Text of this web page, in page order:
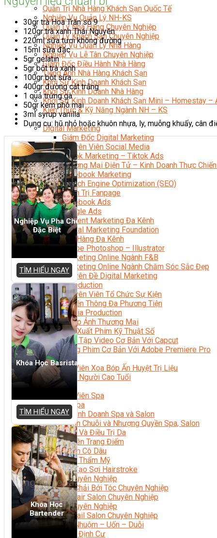
Quản Trị Nhà Hàng Khách Sạn Quốc Tế
Nghiệp Vụ Quản Lý NH-KS
Quản Lý Nhà Hàng Chuyên Nghiệp
Quản Lý Khách Sạn Chuyên Nghiệp
Nghiệp Vụ Quản Lý Nhà Hàng
Nghiệp Vụ Lễ Tân Chuyên Nghiệp
Giám Đốc Điều Hành Nhà Hàng
Tiếng Anh Nhà Hàng Khách Sạn
Khởi Sự Kinh Doanh Khách Sạn
Khởi Sự Kinh Doanh Nhà Hàng
Khởi Sự Kinh Doanh Khách Sạn Mini – Homestay –
Kiến Thức & Kỹ Năng Ngành NH – KS
Marketing
Digital Marketing
Giám Đốc Digital Marketing
Chuyên Viên Social Media
Tiktok Marketing – Tiktok Ads
Thương Mại Điện Tử – Kinh Doanh Thực
Facebook Marketing
Search Engine Optimization (SEO)
Quản Trị Fanpage
Facebook Ads
Google Ads
Content Marketing Đa Kênh
Digital Marketing Foundation
Bán Hàng Đa Kênh
Adobe Photoshop – Illustrator
Marketing Online Ngành F&B
Marketing Online Ngành Chăm Sóc Sắc Đẹp
Chuyên Đề Digital Marketing
Media Production
Chuyên Viên Tổ Chức Sự Kiện
Truyền Thông Đa Phương Tiện
Media Production
Nhiếp Ảnh Thương Mại
Sản Xuất Phim Kỹ Thuật Số
Biên Tập Video Cơ Bản Với Capcut
Dựng Phim Cơ Bản Với Adobe Premiere Pro
Sức Khỏe
Kỹ Thuật Viên Xoa Bóp Ấn Huyệt Trị Liệu
Chăm Sóc Người Cao Tuổi
Sắc Đẹp
Kỹ Thuật Viên Spa
Quản Lý Spa
Khởi Sự Kinh Doanh Spa và Salon
Kinh Doanh Chuỗi và Nhượng Quyền Spa, Salon
Chăm Sóc Và Điều Trị Da
Chuyên Viên Trang Điểm
Trang Điểm Cô Dâu
Phun Xăm Thẩm Mỹ
Kỹ Thuật Tạo Sợi Hairstroke
Barber Chuyên Nghiệp
Kỹ Thuật Chải Bới Tóc Chuyên Nghiệp
Quản Lý Hair Salon Chuyên Nghiệp
Nối Mi Chuyên Nghiệp
Quản Lý Nail Salon Chuyên Nghiệp
Kỹ Thuật Nhuộm – Uốn – Duỗi
Nail Salon Định Cư
30gr trà Hoa Trân số 9
120gr trà xanh Thái Nguyên
220ml sữa tươi không đường
15ml sữa đặc
5gr gelatin
5gr bột trà xanh
100gr bột sữa
400gr đường cát trắng
1 quả trứng gà
50gr kem phô mai
3ml syrup vanilla
Dụng cụ: hũ nhỏ hoặc khuôn nhựa, ly, muỗng khuấy, cân
Nghiệp Vụ Pha Chế
Đặc Biệt
TÌM HIỂU NGAY
Khóa Học Basrista
TÌM HIỂU NGAY
Khóa Học
Bartender